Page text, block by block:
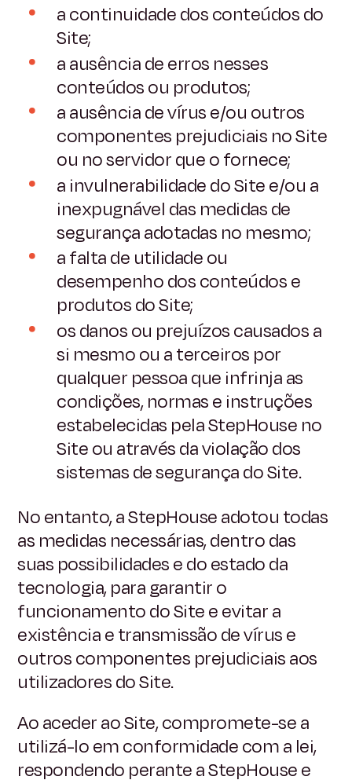
a continuidade dos conteúdos do
Site;
a ausência de erros nesses
conteúdos ou produtos;
a ausência de vírus e/ou outros
componentes prejudiciais no Site
ou no servidor que o fornece;
a invulnerabilidade do Site e/ou a
inexpugnável das medidas de
segurança adotadas no mesmo;
a falta de utilidade ou
desempenho dos conteúdos e
produtos do Site;
os danos ou prejuízos causados a
si mesmo ou a terceiros por
qualquer pessoa que infrinja as
condições, normas e instruções
estabelecidas pela StepHouse no
Site ou através da violação dos
sistemas de segurança do Site.
No entanto, a StepHouse adotou todas
as medidas necessárias, dentro das
suas possibilidades e do estado da
tecnologia, para garantir o
funcionamento do Site e evitar a
existência e transmissão de vírus e
outros componentes prejudiciais aos
utilizadores do Site.
Ao aceder ao Site, compromete-se a
utilizá-lo em conformidade com a lei,
respondendo perante a StepHouse e